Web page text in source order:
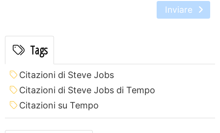
Inviare
Tags
Citazioni di Steve Jobs
Citazioni di Steve Jobs di Tempo
Citazioni su Tempo